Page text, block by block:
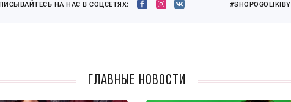
НА НАС В СОЦСЕТЯХ: #SHOPOGOLIKIBY
Главные новости